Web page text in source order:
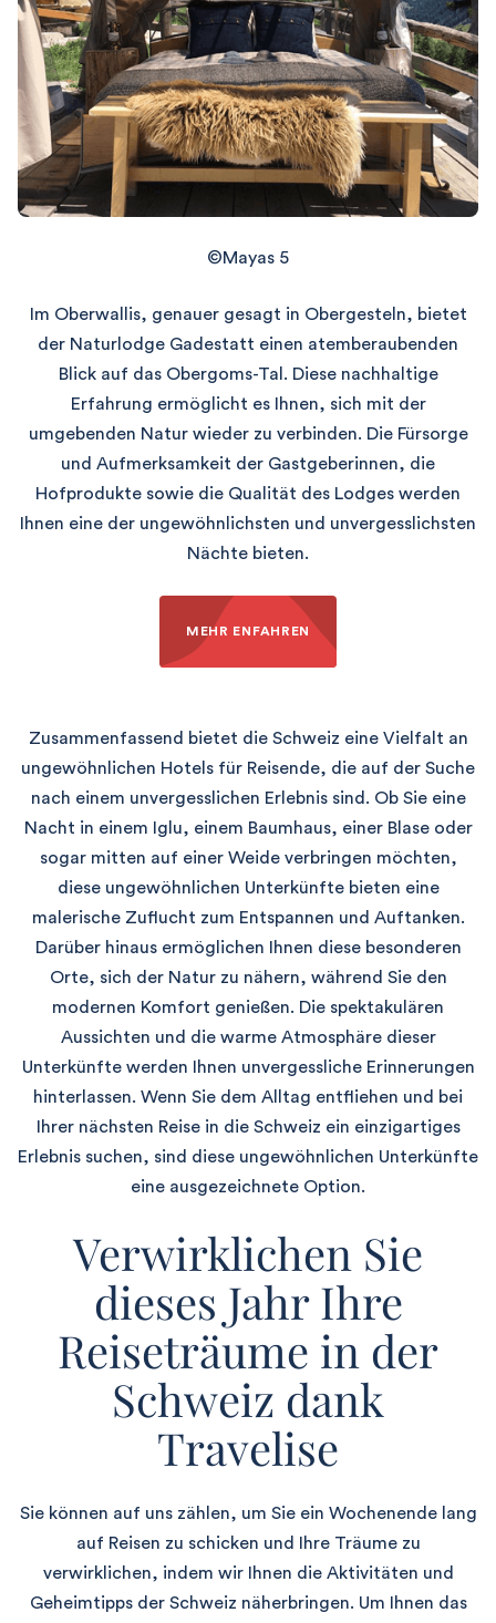
©Mayas 5
Im Oberwallis, genauer gesagt in Obergesteln, bietet
der Naturlodge Gadestatt einen atemberaubenden
Blick auf das Obergoms-Tal. Diese nachhaltige
Erfahrung ermöglicht es Ihnen, sich mit der
umgebenden Natur wieder zu verbinden. Die Fürsorge
und Aufmerksamkeit der Gastgeberinnen, die
Hofprodukte sowie die Qualität des Lodges werden
Ihnen eine der ungewöhnlichsten und unvergesslichsten
Nächte bieten.
MEHR ENFAHREN
Zusammenfassend bietet die Schweiz eine Vielfalt an
ungewöhnlichen Hotels für Reisende, die auf der Suche
nach einem unvergesslichen Erlebnis sind. Ob Sie eine
Nacht in einem Iglu, einem Baumhaus, einer Blase oder
sogar mitten auf einer Weide verbringen möchten,
diese ungewöhnlichen Unterkünfte bieten eine
malerische Zuflucht zum Entspannen und Auftanken.
Darüber hinaus ermöglichen Ihnen diese besonderen
Orte, sich der Natur zu nähern, während Sie den
modernen Komfort genießen. Die spektakulären
Aussichten und die warme Atmosphäre dieser
Unterkünfte werden Ihnen unvergessliche Erinnerungen
hinterlassen. Wenn Sie dem Alltag entfliehen und bei
Ihrer nächsten Reise in die Schweiz ein einzigartiges
Erlebnis suchen, sind diese ungewöhnlichen Unterkünfte
eine ausgezeichnete Option.
Verwirklichen Sie
dieses Jahr Ihre
Reiseträume in der
Schweiz dank
Travelise
Sie können auf uns zählen, um Sie ein Wochenende lang
auf Reisen zu schicken und Ihre Träume zu
verwirklichen, indem wir Ihnen die Aktivitäten und
Geheimtipps der Schweiz näherbringen. Um Ihnen das